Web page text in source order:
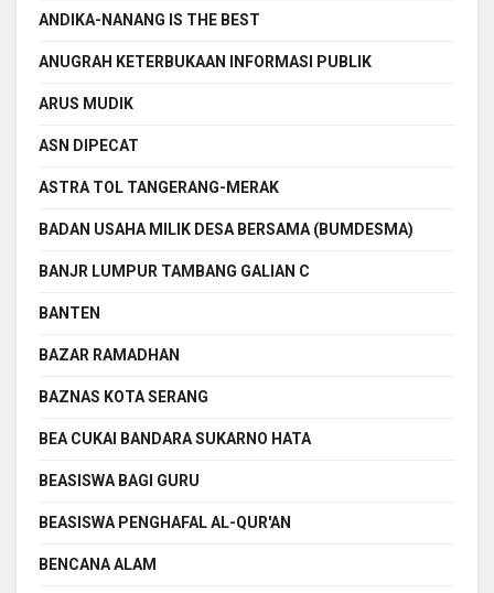
ANDIKA-NANANG IS THE BEST
ANUGRAH KETERBUKAAN INFORMASI PUBLIK
ARUS MUDIK
ASN DIPECAT
ASTRA TOL TANGERANG-MERAK
BADAN USAHA MILIK DESA BERSAMA (BUMDESMA)
BANJR LUMPUR TAMBANG GALIAN C
BANTEN
BAZAR RAMADHAN
BAZNAS KOTA SERANG
BEA CUKAI BANDARA SUKARNO HATA
BEASISWA BAGI GURU
BEASISWA PENGHAFAL AL-QUR'AN
BENCANA ALAM